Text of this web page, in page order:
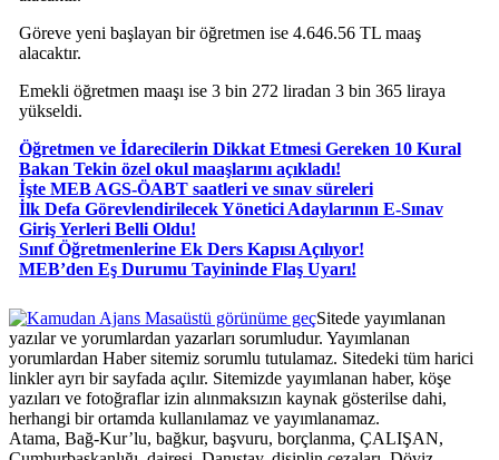
Göreve yeni başlayan bir öğretmen ise 4.646.56 TL maaş
alacaktır.
Emekli öğretmen maaşı ise 3 bin 272 liradan 3 bin 365 liraya
yükseldi.
Öğretmen ve İdarecilerin Dikkat Etmesi Gereken 10 Kural
Bakan Tekin özel okul maaşlarını açıkladı!
İşte MEB AGS-ÖABT saatleri ve sınav süreleri
İlk Defa Görevlendirilecek Yönetici Adaylarının E-Sınav
Giriş Yerleri Belli Oldu!
Sınıf Öğretmenlerine Ek Ders Kapısı Açılıyor!
MEB’den Eş Durumu Tayininde Flaş Uyarı!
Masaüstü görünüme geçSitede yayımlanan
yazılar ve yorumlardan yazarları sorumludur. Yayımlanan
yorumlardan Haber sitemiz sorumlu tutulamaz. Sitedeki tüm harici
linkler ayrı bir sayfada açılır. Sitemizde yayımlanan haber, köşe
yazıları ve fotoğraflar izin alınmaksızın kaynak gösterilse dahi,
herhangi bir ortamda kullanılamaz ve yayımlanamaz.
Atama, Bağ-Kur’lu, bağkur, başvuru, borçlanma, ÇALIŞAN,